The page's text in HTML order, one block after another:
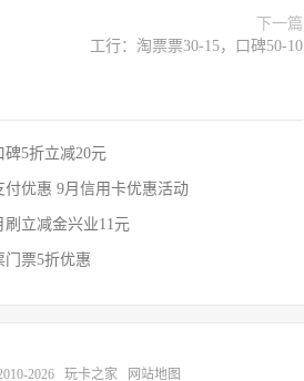
下一篇
工行：淘票票30-15，口碑50-10
碑5折立减20元
付优惠 9月信用卡优惠活动
刷立减金兴业11元
门票5折优惠
2026 玩卡之家 网站地图